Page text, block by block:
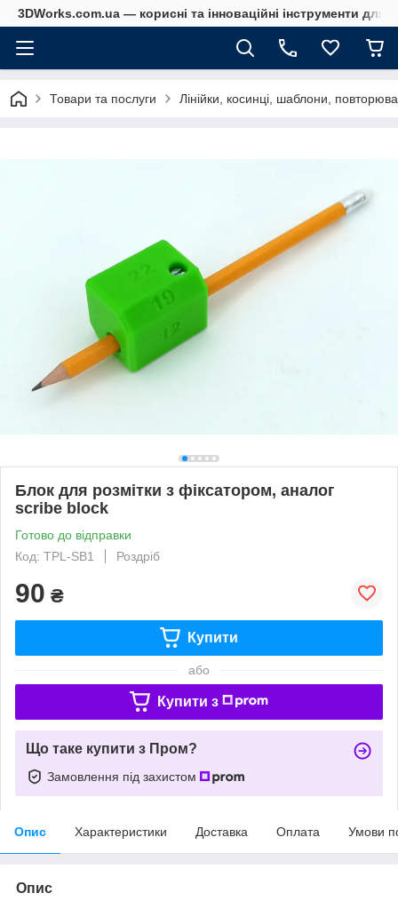
3DWorks.com.ua — корисні та інноваційні інструменти для
Товари та послуги Лінійки, косинці, шаблони,
Блок для розмітки з фіксатором, аналог
scribe block
Готово до відправки
Код: TPL-SB1
Роздріб
90 ₴
Купити
або
Купити з
Що таке купити з Пром?
Замовлення під захистом
Опис Характеристики Доставка Оплата Умови
Опис